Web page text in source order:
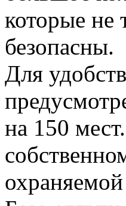
которые не
безопасны.
Для
на 150